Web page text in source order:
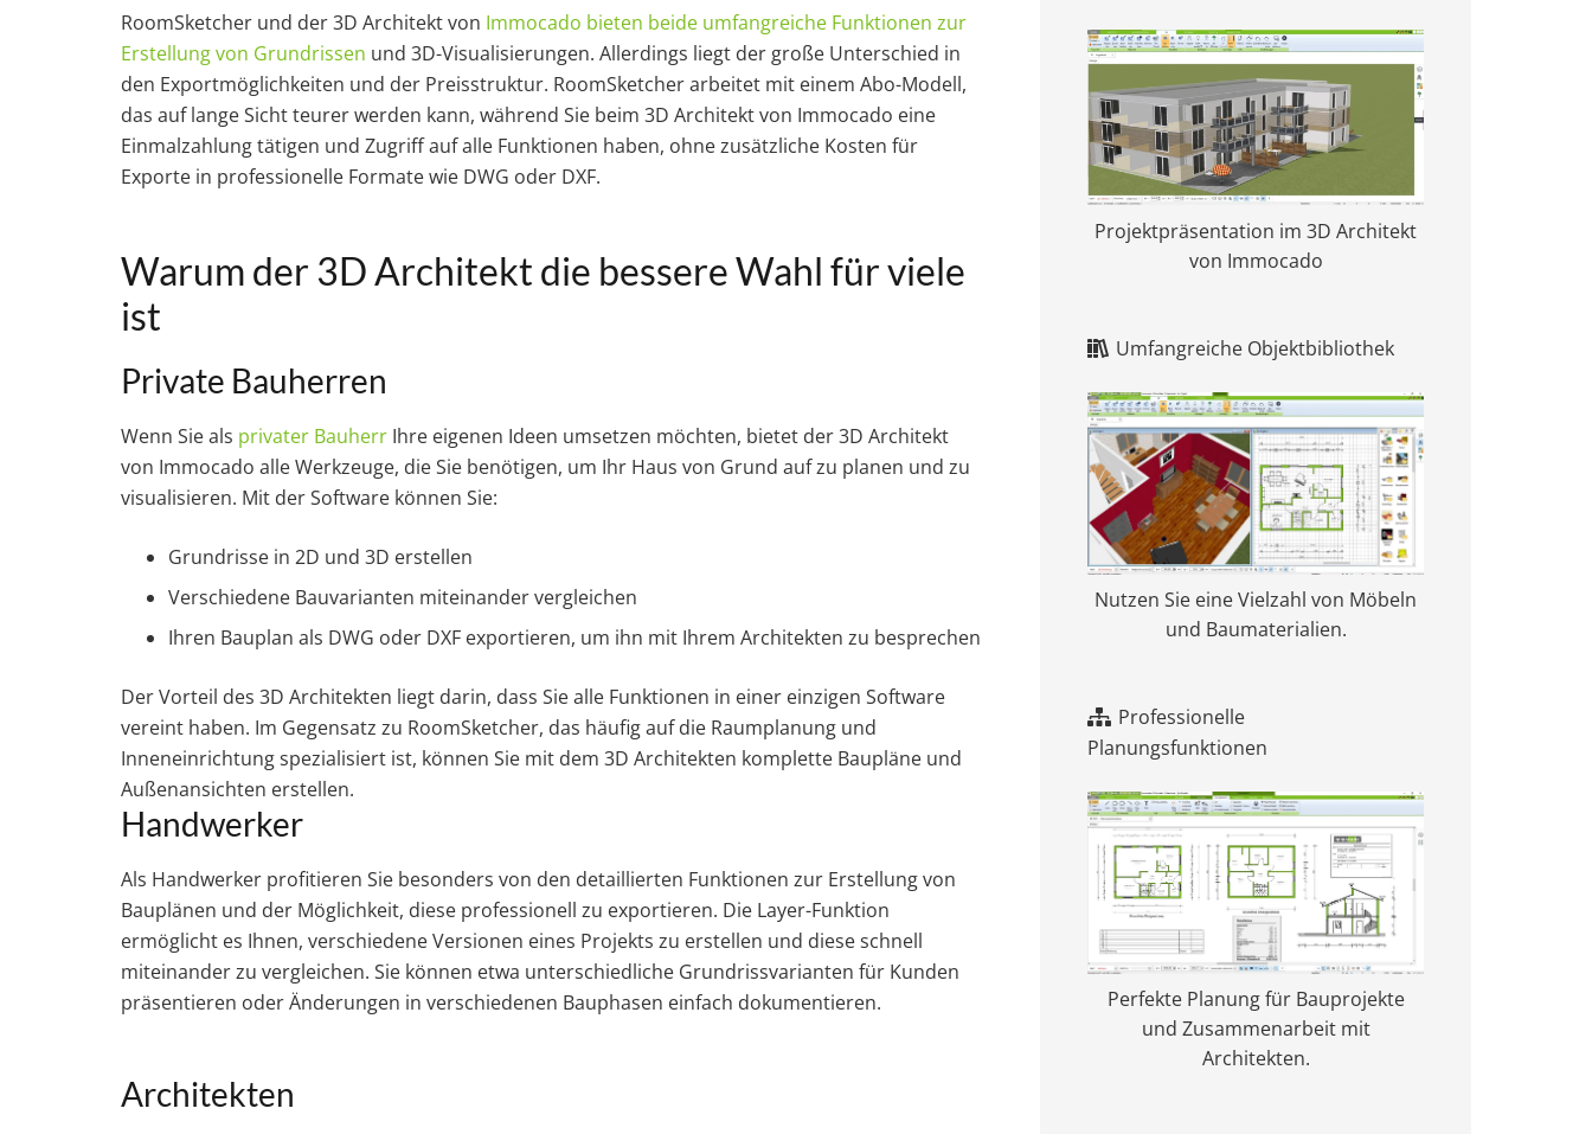
RoomSketcher und der 3D Architekt von Immocado bieten beide umfangreiche Funktionen zur
Erstellung von Grundrissen und 3D-Visualisierungen. Allerdings liegt der große Unterschied in
den Exportmöglichkeiten und der Preisstruktur. RoomSketcher arbeitet mit einem Abo-Modell,
das auf lange Sicht teurer werden kann, während Sie beim 3D Architekt von Immocado eine
Einmalzahlung tätigen und Zugriff auf alle Funktionen haben, ohne zusätzliche Kosten für
Exporte in professionelle Formate wie DWG oder DXF.
Warum der 3D Architekt die bessere Wahl für viele
ist
Private Bauherren
Wenn Sie als privater Bauherr Ihre eigenen Ideen umsetzen möchten, bietet der 3D Architekt
von Immocado alle Werkzeuge, die Sie benötigen, um Ihr Haus von Grund auf zu planen und zu
visualisieren. Mit der Software können Sie:
Grundrisse in 2D und 3D erstellen
Verschiedene Bauvarianten miteinander vergleichen
Ihren Bauplan als DWG oder DXF exportieren, um ihn mit Ihrem Architekten zu besprechen
Der Vorteil des 3D Architekten liegt darin, dass Sie alle Funktionen in einer einzigen Software
vereint haben. Im Gegensatz zu RoomSketcher, das häufig auf die Raumplanung und
Inneneinrichtung spezialisiert ist, können Sie mit dem 3D Architekten komplette Baupläne und
Außenansichten erstellen.
Handwerker
Als Handwerker profitieren Sie besonders von den detaillierten Funktionen zur Erstellung von
Bauplänen und der Möglichkeit, diese professionell zu exportieren. Die Layer-Funktion
ermöglicht es Ihnen, verschiedene Versionen eines Projekts zu erstellen und diese schnell
miteinander zu vergleichen. Sie können etwa unterschiedliche Grundrissvarianten für Kunden
präsentieren oder Änderungen in verschiedenen Bauphasen einfach dokumentieren.
Architekten
Projektpräsentation im 3D Architekt
von Immocado
Umfangreiche Objektbibliothek
Nutzen Sie eine Vielzahl von Möbeln
und Baumaterialien.
Professionelle
Planungsfunktionen
Perfekte Planung für Bauprojekte
und Zusammenarbeit mit
Architekten.